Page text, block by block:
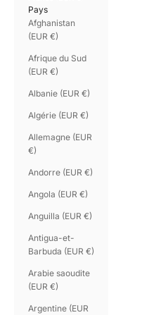
Pays
Afghanistan
(EUR €)
Afrique du Sud
(EUR €)
Albanie (EUR €)
Algérie (EUR €)
Allemagne (EUR
€)
Andorre (EUR €)
Angola (EUR €)
Anguilla (EUR €)
Antigua-et-
Barbuda (EUR €)
Arabie saoudite
(EUR €)
Argentine (EUR